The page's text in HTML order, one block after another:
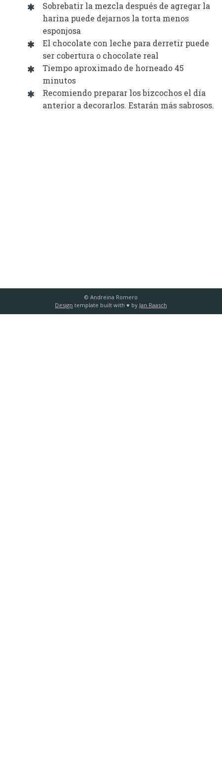
Sobrebatir la mezcla después de agregar la
harina puede dejarnos la torta menos
esponjosa
El chocolate con leche para derretir puede
ser cobertura o chocolate real
Tiempo aproximado de horneado 45
minutos
Recomiendo preparar los bizcochos el día
anterior a decorarlos. Estarán más sabrosos.
© Andreina Romero
Design template built with ♥️ by Jan Raasch